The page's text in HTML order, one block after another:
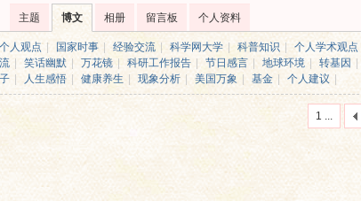
主题
博文 相册 留言板 个人资料
个人观点 | 国家时事 经验交流 科学网大学 科普知识 个人学术观点
笑话幽默 | 万花镜 | 科研工作报告 节日感言 地球环境 转基因
人生感悟 健康养生 现象分析 美国万象 基金 个人建议
1 ...